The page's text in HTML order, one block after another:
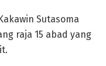
Sutasoma
raja 15 abad yang